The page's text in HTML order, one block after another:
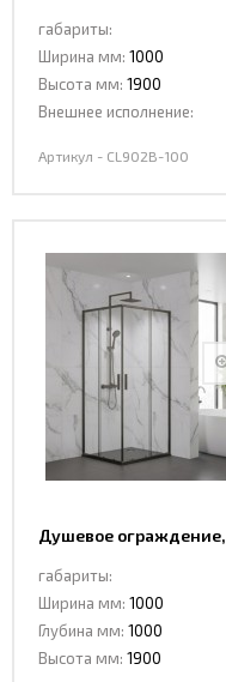
100
габариты:
Ширина мм: 1000
Высота мм: 1900
Внешнее исполнение:
Артикул - CL902B-100
Душевое ограждение,
CL902BGG-100 DARK
GREY
габариты:
Ширина мм: 1000
Глубина мм: 1000
Высота мм: 1900